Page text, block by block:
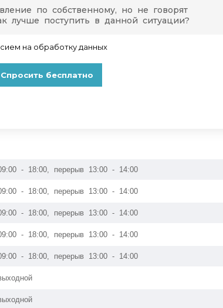
- 18:00, перерыв 13:00 - 14:00
- 18:00, перерыв 13:00 - 14:00
- 18:00, перерыв 13:00 - 14:00
- 18:00, перерыв 13:00 - 14:00
- 18:00, перерыв 13:00 - 14:00